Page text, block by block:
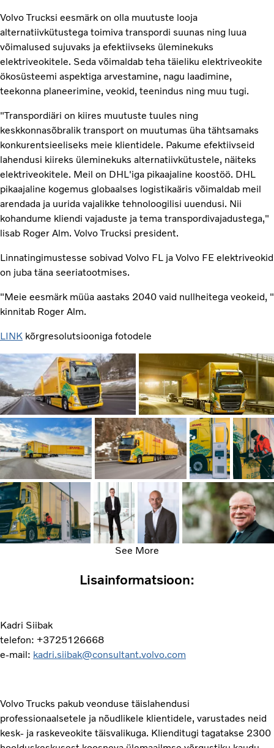
Volvo Trucksi eesmärk on olla muutuste looja
alternatiivkütustega toimiva transpordi suunas ning luua
võimalused sujuvaks ja efektiivseks üleminekuks
elektriveokitele. Seda võimaldab teha täieliku elektriveokite
ökosüsteemi aspektiga arvestamine, nagu laadimine,
teekonna planeerimine, veokid, teenindus ning muu tugi.
"Transpordiäri on kiires muutuste tuules ning
keskkonnasõbralik transport on muutumas üha tähtsamaks
konkurentsieeliseks meie klientidele. Pakume efektiivseid
lahendusi kiireks üleminekuks alternatiivkütustele, näiteks
elektriveokitele. Meil on DHL'iga pikaajaline koostöö. DHL
pikaajaline kogemus globaalses logistikaäris võimaldab meil
arendada ja uurida vajalikke tehnoloogilisi uuendusi. Nii
kohandume kliendi vajaduste ja tema transpordivajadustega,"
lisab Roger Alm. Volvo Trucksi president.
Linnatingimustesse sobivad Volvo FL ja Volvo FE elektriveokid
on juba täna seeriatootmises.
"Meie eesmärk müüa aastaks 2040 vaid nullheitega veokeid, "
kinnitab Roger Alm.
LINK kõrgresolutsiooniga fotodele
See More
Lisainformatsioon:
Kadri Siibak
telefon: +3725126668
e-mail: kadri.siibak@consultant.volvo.com
Volvo Trucks pakub veonduse täislahendusi
professionaalsetele ja nõudlikele klientidele, varustades neid
kesk- ja raskeveokite täisvalikuga. Klienditugi tagatakse 2300